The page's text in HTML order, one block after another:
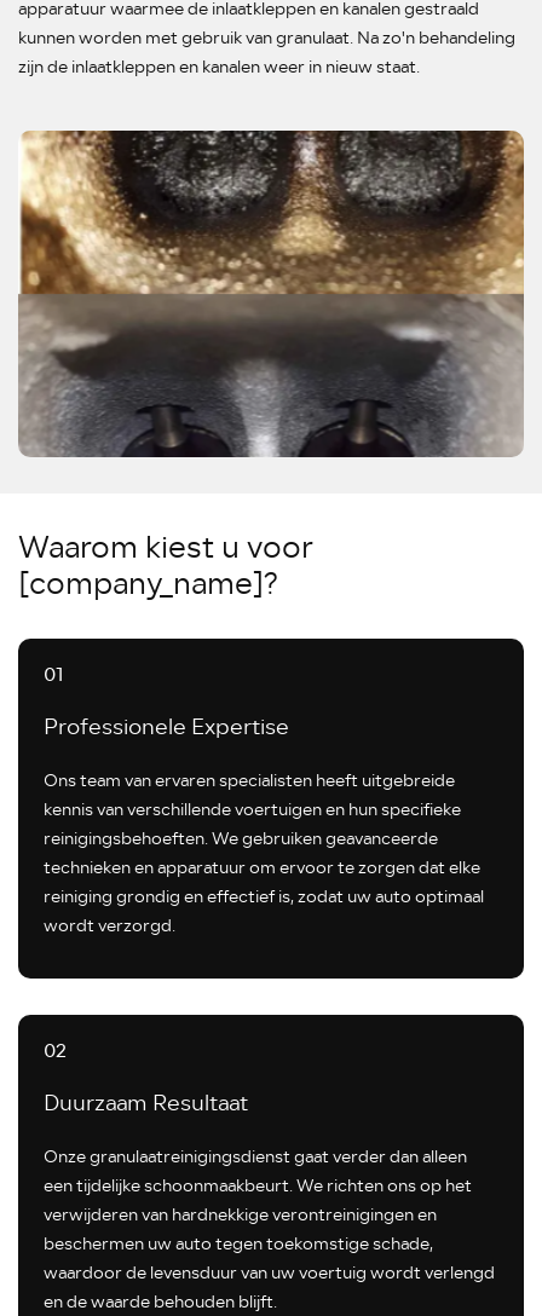
apparatuur waarmee de inlaatkleppen en kanalen gestraald
kunnen worden met gebruik van granulaat. Na zo'n behandeling
zijn de inlaatkleppen en kanalen weer in nieuw staat.
Waarom kiest u voor
[company_name]?
01
Professionele Expertise
Ons team van ervaren specialisten heeft uitgebreide
kennis van verschillende voertuigen en hun specifieke
reinigingsbehoeften. We gebruiken geavanceerde
technieken en apparatuur om ervoor te zorgen dat elke
reiniging grondig en effectief is, zodat uw auto optimaal
wordt verzorgd.
02
Duurzaam Resultaat
Onze granulaatreinigingsdienst gaat verder dan alleen
een tijdelijke schoonmaakbeurt. We richten ons op het
verwijderen van hardnekkige verontreinigingen en
beschermen uw auto tegen toekomstige schade,
waardoor de levensduur van uw voertuig wordt verlengd
en de waarde behouden blijft.